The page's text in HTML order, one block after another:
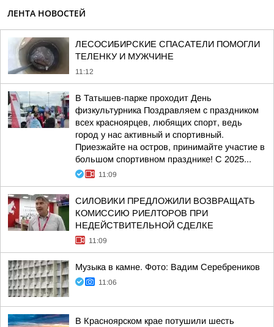
ЛЕНТА НОВОСТЕЙ
ЛЕСОСИБИРСКИЕ СПАСАТЕЛИ ПОМОГЛИ
ТЕЛЕНКУ И МУЖЧИНЕ
11:12
В Татышев-парке проходит День
физкультурника Поздравляем с праздником
всех красноярцев, любящих спорт, ведь
город у нас активный и спортивный.
Приезжайте на остров, принимайте участие в
большом спортивном празднике! С 2025...
11:09
СИЛОВИКИ ПРЕДЛОЖИЛИ ВОЗВРАЩАТЬ
КОМИССИЮ РИЕЛТОРОВ ПРИ
НЕДЕЙСТВИТЕЛЬНОЙ СДЕЛКЕ
11:09
Музыка в камне. Фото: Вадим Серебреников
11:06
В Красноярском крае потушили шесть